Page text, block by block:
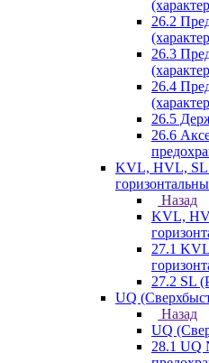
26.2
26.3
26.4
26.5
26.6
KVL, HVL, SL
Назад
KVL,
27.1
27.2 SL
UQ
Назад
UQ
28.1 UQ